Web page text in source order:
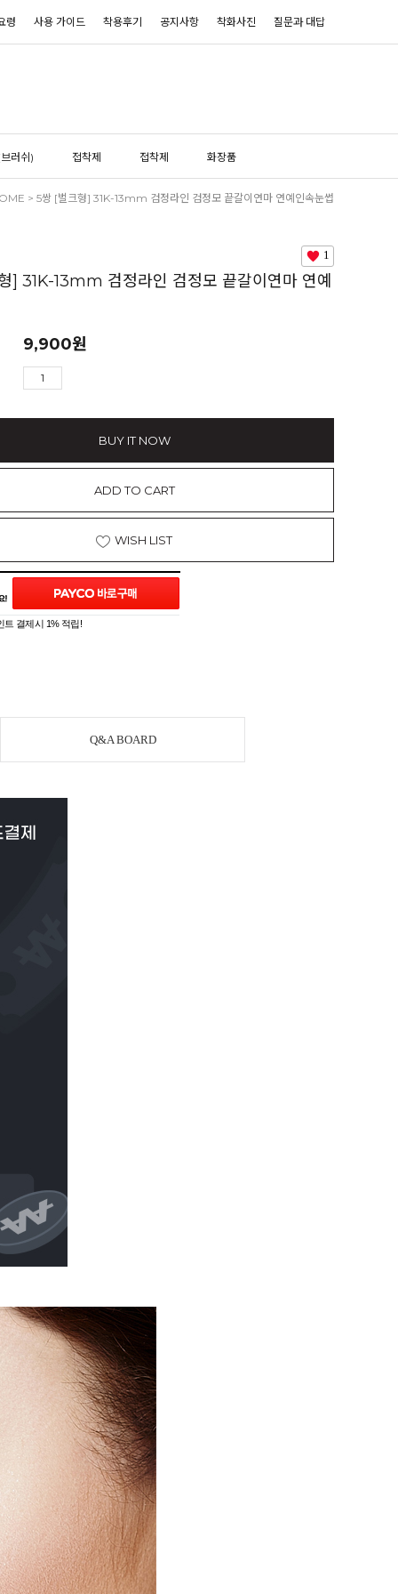
령 사용 가이드 착용후기 공지사항 착화사진 질문과 대답
러쉬) 접착제 접착제 화장품
> 5쌍 [벌크형] 31K-13mm 검정라인 검정모 끝갈이연마 연예인속눈썹
1
] 31K-13mm 검정라인 검정모 끝갈이연마 연예
9,900원
BUY IT NOW
ADD TO CART
WISH LIST
트 결제시 1% 적립!
Q&A BOARD